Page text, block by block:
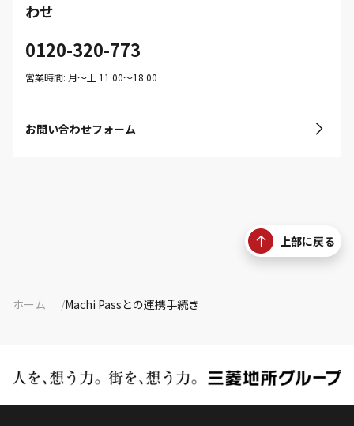
わせ
0120-320-773
営業時間: 月〜土 11:00〜18:00
お問い合わせフォーム
上部に戻る
ホーム Machi Passとの連携手続き